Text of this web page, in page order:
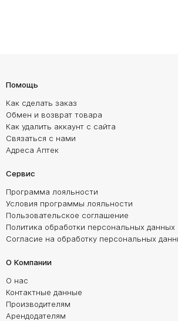
Помощь
Как сделать заказ
Обмен и возврат товара
Как удалить аккаунт с сайта
Связаться с нами
Адреса Аптек
Сервис
Программа лояльности
Условия программы лояльности
Пользовательское соглашение
Политика обработки персональных данных
Согласие на обработку персональных
О Компании
О нас
Контактные данные
Производителям
Арендодателям